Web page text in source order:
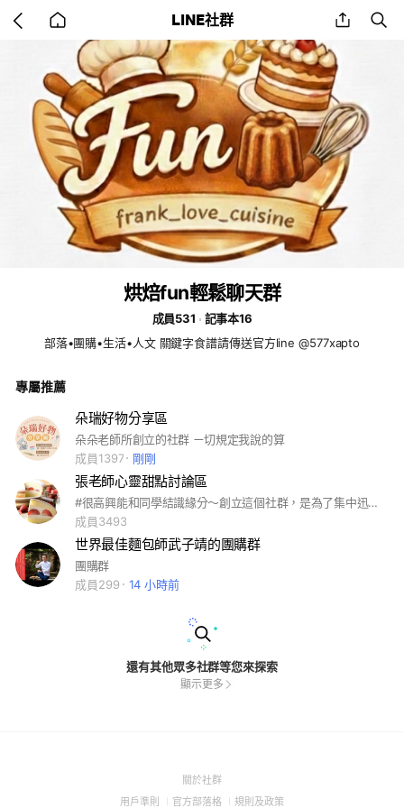
back
home
LINE社群 share
烘焙fun輕鬆聊天群
成員531
記事本16
部落•團購•生活•人文 關鍵字食譜請傳送官方line @577xapto
專屬推薦
朵瑞好物分享區
朵朵老師所創立的社群 ㄧ切規定我說的算
成員1397
剛剛
張老師心靈甜點討論區
#很高興能和同學結識緣分～創立這個社群，是為了集中迅速回覆同學的問題，以及社團也會有小老師幫忙回覆， 能更有效率的協助同學完成交作業，以及慢慢地輔導同學完成作品呦！ 因此創立這個社群，之後老師的成品照，以及招生的文案都會在這裡服務各位呦！
成員3493
世界最佳麵包師武子靖的團購群
團購群
成員299
14 小時前
還有其他眾多社群等您來探索
顯示更多
關於社群(Open
用戶準則 (Open
官方部落格 (Open
規則及政策(Open